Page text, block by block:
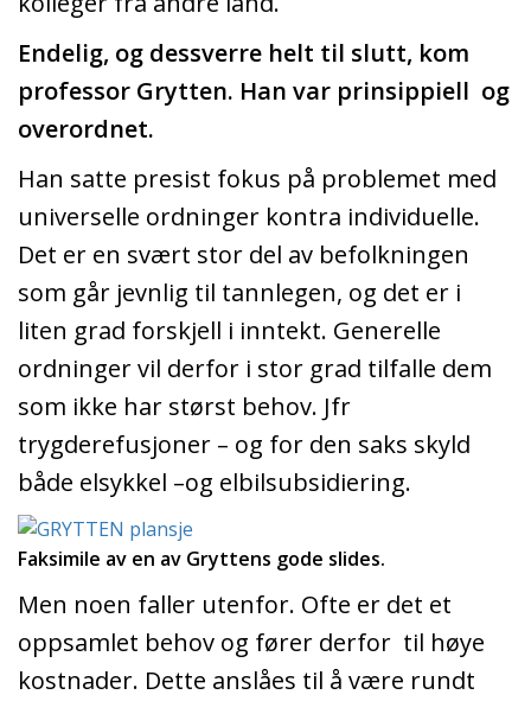
Endelig, og dessverre helt til slutt, kom
professor Grytten. Han var prinsippiell og
overordnet.
Han satte presist fokus på problemet med
universelle ordninger kontra individuelle.
Det er en svært stor del av befolkningen
som går jevnlig til tannlegen, og det er i
liten grad forskjell i inntekt. Generelle
ordninger vil derfor i stor grad tilfalle dem
som ikke har størst behov. Jfr
trygderefusjoner – og for den saks skyld
både elsykkel –og elbilsubsidiering.
Faksimile av en av Gryttens gode slides.
Men noen faller utenfor. Ofte er det et
oppsamlet behov og fører derfor til høye
kostnader. Dette anslåes til å være rundt